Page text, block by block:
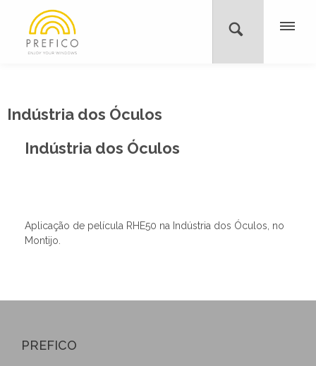
Indústria dos Óculos
Indústria dos Óculos
Aplicação de película RHE50 na Indústria dos Óculos, no
Montijo.
PREFICO